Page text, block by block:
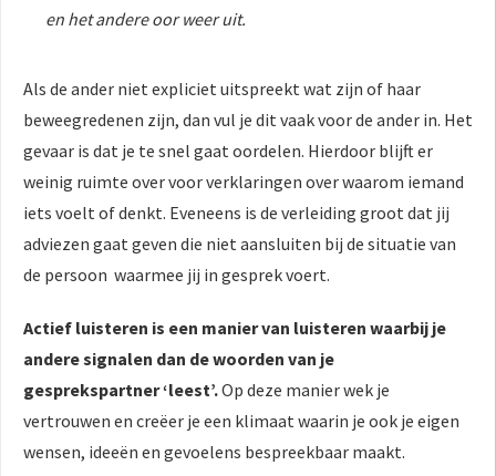
en het andere oor weer uit.
Als de ander niet expliciet uitspreekt wat zijn of haar
beweegredenen zijn, dan vul je dit vaak voor de ander in. Het
gevaar is dat je te snel gaat oordelen. Hierdoor blijft er
weinig ruimte over voor verklaringen over waarom iemand
iets voelt of denkt. Eveneens is de verleiding groot dat jij
adviezen gaat geven die niet aansluiten bij de situatie van
de persoon waarmee jij in gesprek voert.
Actief luisteren is een manier van luisteren waarbij je
andere signalen dan de woorden van je
gesprekspartner ‘leest’.Op deze manier wek je
vertrouwen en creëer je een klimaat waarin je ook je eigen
wensen, ideeën en gevoelens bespreekbaar maakt.
te
de
Hierdoor
website-